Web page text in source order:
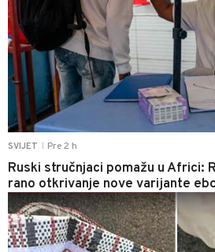
SVIJET Pre 2 h
Ruski stručnjaci pomažu u Africi:
rano otkrivanje nove varijante